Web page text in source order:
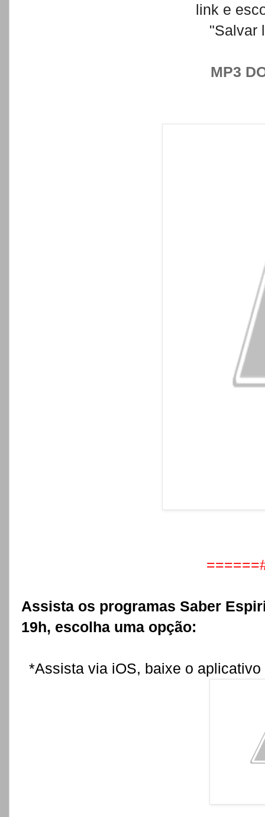
link e
"Salvar
MP3
Assista os programas Saber
19h, escolha uma opção:
*Assista via iOS, baixe o